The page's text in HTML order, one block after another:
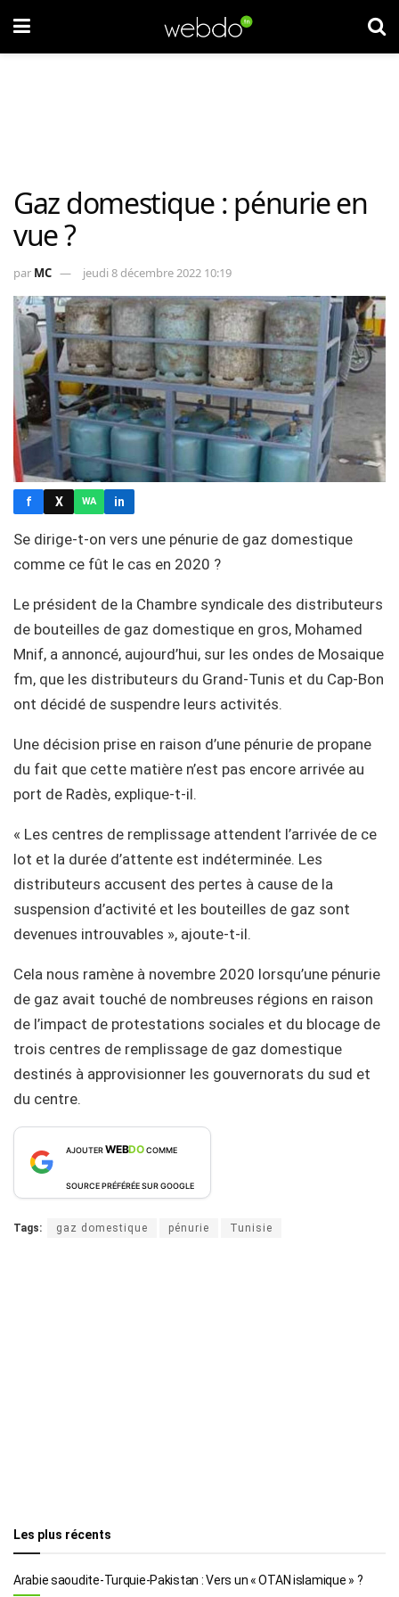
Gaz domestique : pénurie en
vue ?
par MC jeudi 8 décembre 2022 10:19
f X WA in
Se dirige-t-on vers une pénurie de gaz domestique
comme ce fût le cas en 2020 ?
Le président de la Chambre syndicale des distributeurs
de bouteilles de gaz domestique en gros, Mohamed
Mnif, a annoncé, aujourd’hui, sur les ondes de Mosaique
fm, que les distributeurs du Grand-Tunis et du Cap-Bon
ont décidé de suspendre leurs activités.
Une décision prise en raison d’une pénurie de propane
du fait que cette matière n’est pas encore arrivée au
port de Radès, explique-t-il.
« Les centres de remplissage attendent l’arrivée de ce
lot et la durée d’attente est indéterminée. Les
distributeurs accusent des pertes à cause de la
suspension d’activité et les bouteilles de gaz sont
devenues introuvables », ajoute-t-il.
Cela nous ramène à novembre 2020 lorsqu’une pénurie
de gaz avait touché de nombreuses régions en raison
de l’impact de protestations sociales et du blocage de
trois centres de remplissage de gaz domestique
destinés à approvisionner les gouvernorats du sud et
du centre.
AJOUTERWEBDOCOMME
SOURCE PRÉFÉRÉE SUR GOOGLE
Tags: gaz domestique pénurie Tunisie
Les plus récents
Arabie saoudite-Turquie-Pakistan : Vers un « OTAN islamique » ?